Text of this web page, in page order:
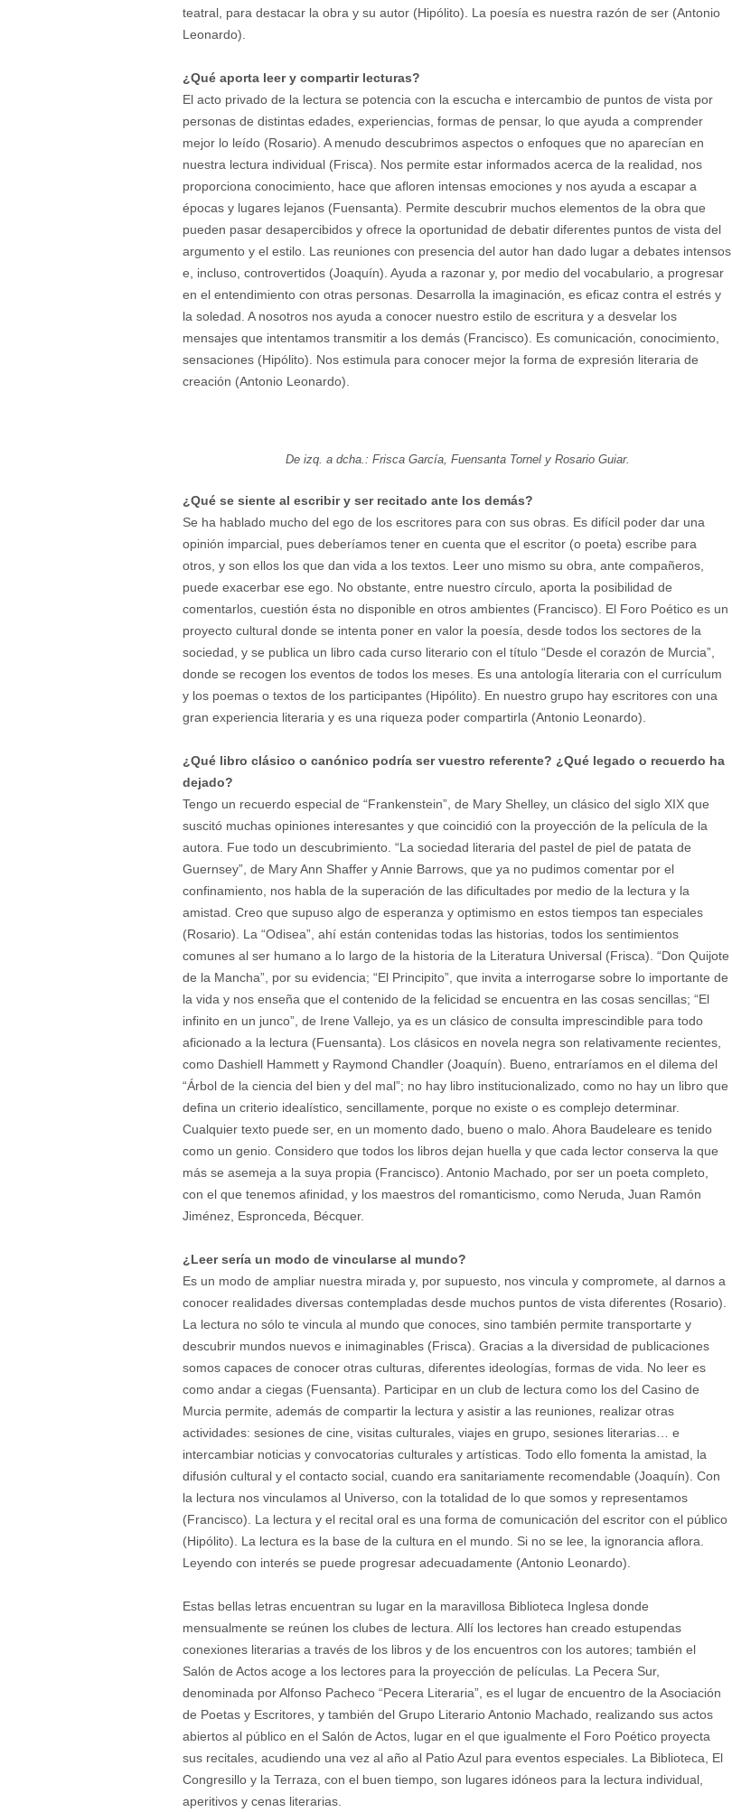
teatral, para destacar la obra y su autor (Hipólito). La poesía es nuestra razón de ser (Antonio
Leonardo).
¿Qué aporta leer y compartir lecturas?
El acto privado de la lectura se potencia con la escucha e intercambio de puntos de vista por
personas de distintas edades, experiencias, formas de pensar, lo que ayuda a comprender
mejor lo leído (Rosario). A menudo descubrimos aspectos o enfoques que no aparecían en
nuestra lectura individual (Frisca). Nos permite estar informados acerca de la realidad, nos
proporciona conocimiento, hace que afloren intensas emociones y nos ayuda a escapar a
épocas y lugares lejanos (Fuensanta). Permite descubrir muchos elementos de la obra que
pueden pasar desapercibidos y ofrece la oportunidad de debatir diferentes puntos de vista del
argumento y el estilo. Las reuniones con presencia del autor han dado lugar a debates intensos
e, incluso, controvertidos (Joaquín). Ayuda a razonar y, por medio del vocabulario, a progresar
en el entendimiento con otras personas. Desarrolla la imaginación, es eficaz contra el estrés y
la soledad. A nosotros nos ayuda a conocer nuestro estilo de escritura y a desvelar los
mensajes que intentamos transmitir a los demás (Francisco). Es comunicación, conocimiento,
sensaciones (Hipólito). Nos estimula para conocer mejor la forma de expresión literaria de
creación (Antonio Leonardo).
De izq. a dcha.: Frisca García, Fuensanta Tornel y Rosario Guiar.
¿Qué se siente al escribir y ser recitado ante los demás?
Se ha hablado mucho del ego de los escritores para con sus obras. Es difícil poder dar una
opinión imparcial, pues deberíamos tener en cuenta que el escritor (o poeta) escribe para
otros, y son ellos los que dan vida a los textos. Leer uno mismo su obra, ante compañeros,
puede exacerbar ese ego. No obstante, entre nuestro círculo, aporta la posibilidad de
comentarlos, cuestión ésta no disponible en otros ambientes (Francisco). El Foro Poético es un
proyecto cultural donde se intenta poner en valor la poesía, desde todos los sectores de la
sociedad, y se publica un libro cada curso literario con el título “Desde el corazón de Murcia”,
donde se recogen los eventos de todos los meses. Es una antología literaria con el currículum
y los poemas o textos de los participantes (Hipólito). En nuestro grupo hay escritores con una
gran experiencia literaria y es una riqueza poder compartirla (Antonio Leonardo).
¿Qué libro clásico o canónico podría ser vuestro referente? ¿Qué legado o recuerdo ha
dejado?
Tengo un recuerdo especial de “Frankenstein”, de Mary Shelley, un clásico del siglo XIX que
suscitó muchas opiniones interesantes y que coincidió con la proyección de la película de la
autora. Fue todo un descubrimiento. “La sociedad literaria del pastel de piel de patata de
Guernsey”, de Mary Ann Shaffer y Annie Barrows, que ya no pudimos comentar por el
confinamiento, nos habla de la superación de las dificultades por medio de la lectura y la
amistad. Creo que supuso algo de esperanza y optimismo en estos tiempos tan especiales
(Rosario). La “Odisea”, ahí están contenidas todas las historias, todos los sentimientos
comunes al ser humano a lo largo de la historia de la Literatura Universal (Frisca). “Don Quijote
de la Mancha”, por su evidencia; “El Principito”, que invita a interrogarse sobre lo importante de
la vida y nos enseña que el contenido de la felicidad se encuentra en las cosas sencillas; “El
infinito en un junco”, de Irene Vallejo, ya es un clásico de consulta imprescindible para todo
aficionado a la lectura (Fuensanta). Los clásicos en novela negra son relativamente recientes,
como Dashiell Hammett y Raymond Chandler (Joaquín). Bueno, entraríamos en el dilema del
“Árbol de la ciencia del bien y del mal”; no hay libro institucionalizado, como no hay un libro que
defina un criterio idealístico, sencillamente, porque no existe o es complejo determinar.
Cualquier texto puede ser, en un momento dado, bueno o malo. Ahora Baudeleare es tenido
como un genio. Considero que todos los libros dejan huella y que cada lector conserva la que
más se asemeja a la suya propia (Francisco). Antonio Machado, por ser un poeta completo,
con el que tenemos afinidad, y los maestros del romanticismo, como Neruda, Juan Ramón
Jiménez, Espronceda, Bécquer.
¿Leer sería un modo de vincularse al mundo?
Es un modo de ampliar nuestra mirada y, por supuesto, nos vincula y compromete, al darnos a
conocer realidades diversas contempladas desde muchos puntos de vista diferentes (Rosario).
La lectura no sólo te vincula al mundo que conoces, sino también permite transportarte y
descubrir mundos nuevos e inimaginables (Frisca). Gracias a la diversidad de publicaciones
somos capaces de conocer otras culturas, diferentes ideologías, formas de vida. No leer es
como andar a ciegas (Fuensanta). Participar en un club de lectura como los del Casino de
Murcia permite, además de compartir la lectura y asistir a las reuniones, realizar otras
actividades: sesiones de cine, visitas culturales, viajes en grupo, sesiones literarias… e
intercambiar noticias y convocatorias culturales y artísticas. Todo ello fomenta la amistad, la
difusión cultural y el contacto social, cuando era sanitariamente recomendable (Joaquín). Con
la lectura nos vinculamos al Universo, con la totalidad de lo que somos y representamos
(Francisco). La lectura y el recital oral es una forma de comunicación del escritor con el público
(Hipólito). La lectura es la base de la cultura en el mundo. Si no se lee, la ignorancia aflora.
Leyendo con interés se puede progresar adecuadamente (Antonio Leonardo).
Estas bellas letras encuentran su lugar en la maravillosa Biblioteca Inglesa donde
mensualmente se reúnen los clubes de lectura. Allí los lectores han creado estupendas
conexiones literarias a través de los libros y de los encuentros con los autores; también el
Salón de Actos acoge a los lectores para la proyección de películas. La Pecera Sur,
denominada por Alfonso Pacheco “Pecera Literaria”, es el lugar de encuentro de la Asociación
de Poetas y Escritores, y también del Grupo Literario Antonio Machado, realizando sus actos
abiertos al público en el Salón de Actos, lugar en el que igualmente el Foro Poético proyecta
sus recitales, acudiendo una vez al año al Patio Azul para eventos especiales. La Biblioteca, El
Congresillo y la Terraza, con el buen tiempo, son lugares idóneos para la lectura individual,
aperitivos y cenas literarias.